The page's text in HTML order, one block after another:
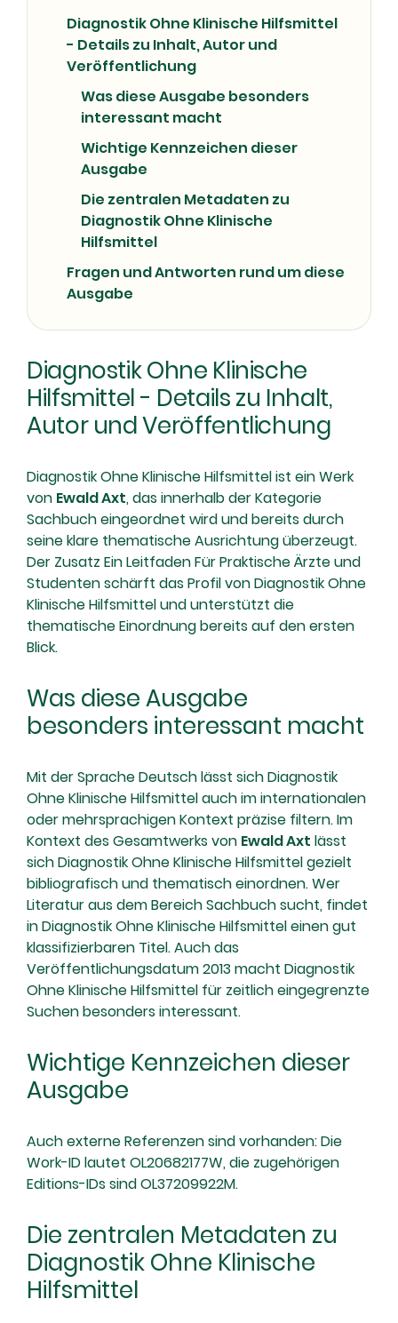
Diagnostik Ohne Klinische Hilfsmittel
- Details zu Inhalt, Autor und
Veröffentlichung
Was diese Ausgabe besonders
interessant macht
Wichtige Kennzeichen dieser
Ausgabe
Die zentralen Metadaten zu
Diagnostik Ohne Klinische
Hilfsmittel
Fragen und Antworten rund um diese
Ausgabe
Diagnostik Ohne Klinische
Hilfsmittel - Details zu Inhalt,
Autor und Veröffentlichung
Diagnostik Ohne Klinische Hilfsmittel ist ein Werk
von Ewald Axt, das innerhalb der Kategorie
Sachbuch eingeordnet wird und bereits durch
seine klare thematische Ausrichtung überzeugt.
Der Zusatz Ein Leitfaden Für Praktische Ärzte und
Studenten schärft das Profil von Diagnostik Ohne
Klinische Hilfsmittel und unterstützt die
thematische Einordnung bereits auf den ersten
Blick.
Was diese Ausgabe
besonders interessant macht
Mit der Sprache Deutsch lässt sich Diagnostik
Ohne Klinische Hilfsmittel auch im internationalen
oder mehrsprachigen Kontext präzise filtern. Im
Kontext des Gesamtwerks von Ewald Axt lässt
sich Diagnostik Ohne Klinische Hilfsmittel gezielt
bibliografisch und thematisch einordnen. Wer
Literatur aus dem Bereich Sachbuch sucht, findet
in Diagnostik Ohne Klinische Hilfsmittel einen gut
klassifizierbaren Titel. Auch das
Veröffentlichungsdatum 2013 macht Diagnostik
Ohne Klinische Hilfsmittel für zeitlich eingegrenzte
Suchen besonders interessant.
Wichtige Kennzeichen dieser
Ausgabe
Auch externe Referenzen sind vorhanden: Die
Work-ID lautet OL20682177W, die zugehörigen
Editions-IDs sind OL37209922M.
Die zentralen Metadaten zu
Diagnostik Ohne Klinische
Hilfsmittel